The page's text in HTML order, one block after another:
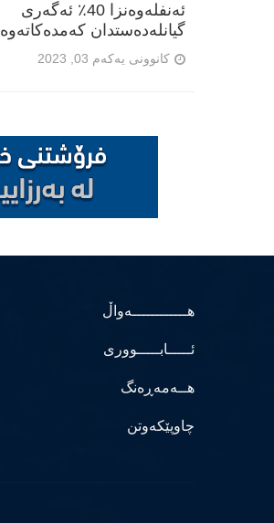
ئەنفلەوەنزا 40٪ ئەگەری
گیانلەدەستدان کەمدەکاتەوە
کانوونی یەکەم 03, 2023
هــــــــــــەواڵ
ئـــــابـــــووری
هــەمەڕەنگ
چاوپێکەوتن